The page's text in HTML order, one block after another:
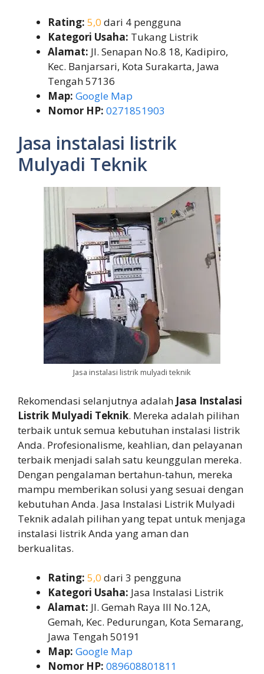
Rating: 5,0 dari 4 pengguna
Kategori Usaha: Tukang Listrik
Alamat: Jl. Senapan No.8 18, Kadipiro,
Kec. Banjarsari, Kota Surakarta, Jawa
Tengah 57136
Map: Google Map
Nomor HP: 0271851903
Jasa instalasi listrik
Mulyadi Teknik
Jasa instalasi listrik mulyadi teknik
Rekomendasi selanjutnya adalah Jasa Instalasi
Listrik Mulyadi Teknik. Mereka adalah pilihan
terbaik untuk semua kebutuhan instalasi listrik
Anda. Profesionalisme, keahlian, dan pelayanan
terbaik menjadi salah satu keunggulan mereka.
Dengan pengalaman bertahun-tahun, mereka
mampu memberikan solusi yang sesuai dengan
kebutuhan Anda. Jasa Instalasi Listrik Mulyadi
Teknik adalah pilihan yang tepat untuk menjaga
instalasi listrik Anda yang aman dan
berkualitas.
Rating: 5,0 dari 3 pengguna
Kategori Usaha: Jasa Instalasi Listrik
Alamat: Jl. Gemah Raya III No.12A,
Gemah, Kec. Pedurungan, Kota Semarang,
Jawa Tengah 50191
Map: Google Map
Nomor HP: 089608801811